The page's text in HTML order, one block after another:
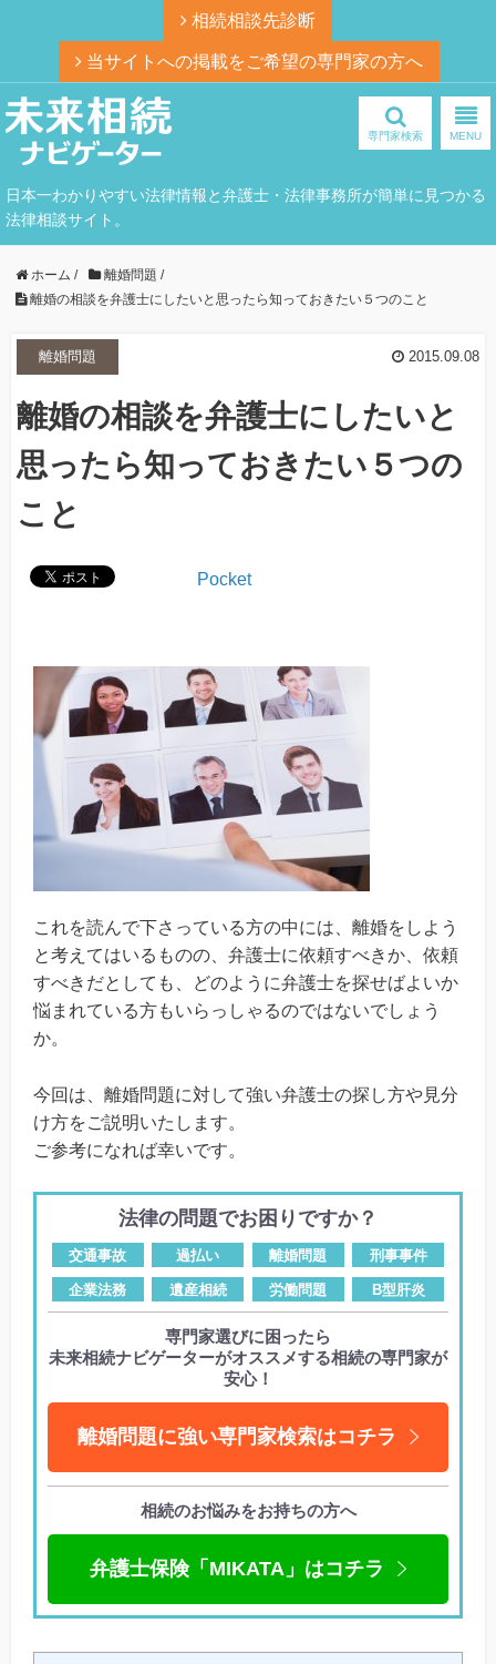
相続相談先診断
当サイトへの掲載をご希望の専門家の方へ
日本一わかりやすい法律情報と弁護士・法律事務所が簡単に見つかる
法律相談サイト。
専門家検索 MENU
ホーム / 離婚問題 /
離婚の相談を弁護士にしたいと思ったら知っておきたい５つのこと
離婚問題 2015.09.08
離婚の相談を弁護士にしたいと
思ったら知っておきたい５つの
こと
Pocket
これを読んで下さっている方の中には、離婚をしよう
と考えてはいるものの、弁護士に依頼すべきか、依頼
すべきだとしても、どのように弁護士を探せばよいか
悩まれている方もいらっしゃるのではないでしょう
か。
今回は、離婚問題に対して強い弁護士の探し方や見分
け方をご説明いたします。
ご参考になれば幸いです。
法律の問題でお困りですか？
交通事故 過払い 離婚問題 刑事事件
企業法務 遺産相続 労働問題 B型肝炎
専門家選びに困ったら
未来相続ナビゲーターがオススメする相続の専門家が
安心！
離婚問題に強い専門家検索はコチラ
相続のお悩みをお持ちの方へ
弁護士保険「MIKATA」はコチラ